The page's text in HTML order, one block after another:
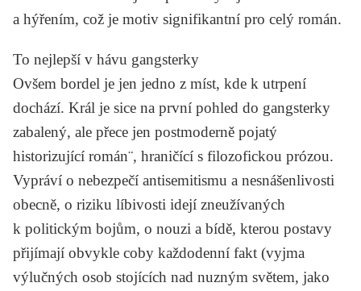
a hýřením, což je motiv signifikantní pro celý román.
To nejlepší v hávu gangsterky
Ovšem bordel je jen jedno z míst, kde k utrpení
dochází. Král je sice na první pohled do gangsterky
zabalený, ale přece jen postmoderně pojatý
historizující román¨, hraničící s filozofickou prózou.
Vypráví o nebezpečí antisemitismu a nesnášenlivosti
obecně, o riziku líbivosti idejí zneužívaných
k politickým bojům, o nouzi a bídě, kterou postavy
přijímají obvykle coby každodenní fakt (vyjma
výlučných osob stojících nad nuzným světem, jako